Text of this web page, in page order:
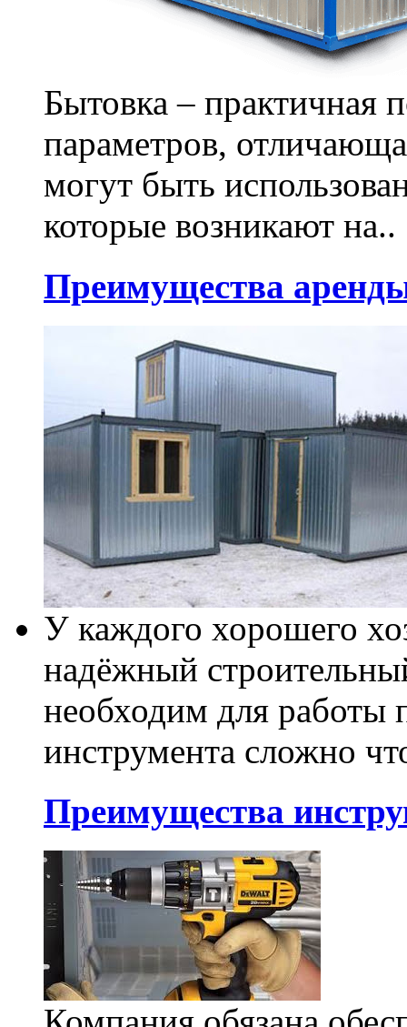
Бытовка – практичная
параметров,
могут быть
которые возникают на..
Преимущества
У каждого хорошего
надёжный
необходим для работы
инструмента сложно
Преимущества